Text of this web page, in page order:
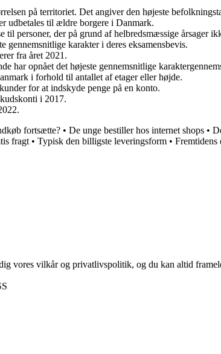
på territoriet. Det angiver den højeste
udbetales til ældre borgere i Danmark.
personer, der på grund af helbredsmæssige årsager
gennemsnitlige karakter i deres eksamensbevis.
fra året 2021.
har opnået det højeste gennemsnitlige
i forhold til antallet af etager eller højde.
for at indskyde penge på en konto.
i 2017.
fortsætte? • De unge bestiller hos internet shops •
fragt • Typisk den billigste leveringsform • Fremtidens
vores vilkår og privatlivspolitik, og du kan altid